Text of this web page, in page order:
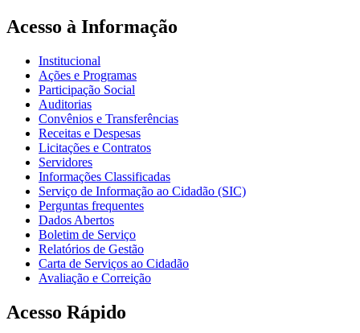
Acesso à Informação
Institucional
Ações e Programas
Participação Social
Auditorias
Convênios e Transferências
Receitas e Despesas
Licitações e Contratos
Servidores
Informações Classificadas
Serviço de Informação ao Cidadão (SIC)
Perguntas frequentes
Dados Abertos
Boletim de Serviço
Relatórios de Gestão
Carta de Serviços ao Cidadão
Avaliação e Correição
Acesso Rápido